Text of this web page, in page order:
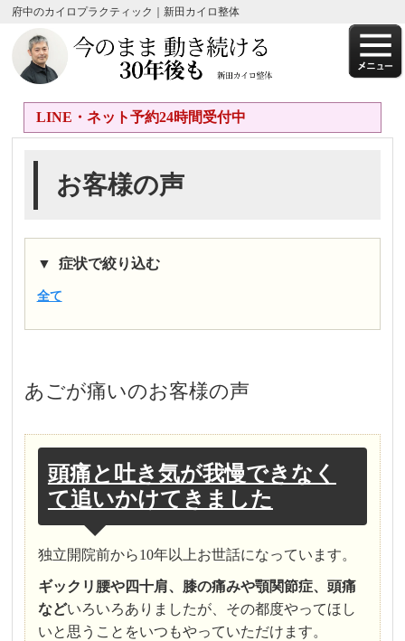
府中のカイロプラクティック｜新田カイロ整体
LINE・ネット予約24時間受付中
お客様の声
症状で絞り込む
全て
あごが痛いのお客様の声
頭痛と吐き気が我慢できなく
て追いかけてきました
独立開院前から10年以上お世話になっています。
ギックリ腰や四十肩、膝の痛みや顎関節症、頭痛
などいろいろありましたが、その都度やってほし
いと思うことをいつもやっていただけます。